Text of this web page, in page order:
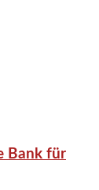
Bank für